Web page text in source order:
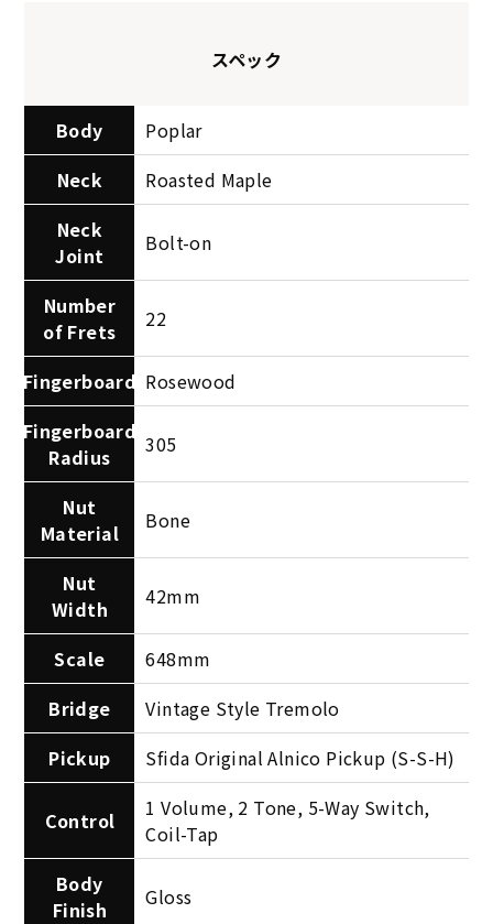
スペック
Body
Poplar
Neck
Roasted Maple
Neck
Joint
Bolt-on
Number
of Frets
22
Fingerboard Rosewood
Fingerboard
Radius
305
Nut
Material
Bone
Nut
Width
42mm
Scale
648mm
Bridge
Vintage Style Tremolo
Pickup
Sfida Original Alnico Pickup (S-S-H)
Control
1 Volume, 2 Tone, 5-Way Switch,
Coil-Tap
Body
Finish
Gloss